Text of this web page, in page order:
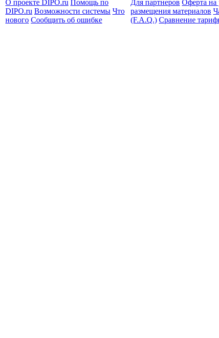
О проекте DIPO.ru Помощь по
DIPO.ru Возможности системы Что
нового Сообщить об ошибке
Для партнеров Оферта на
размещения материалов
(F.A.Q.) Cравнение